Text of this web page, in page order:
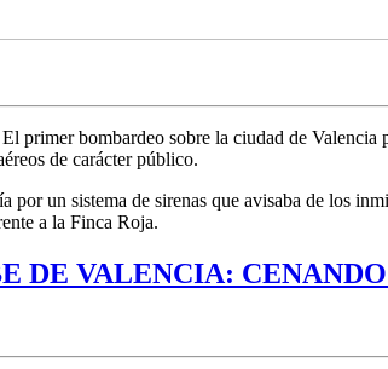
primer bombardeo sobre la ciudad de
de carácter público.
por un sistema de sirenas que avisaba de los
a la Finca Roja.
DE VALENCIA: